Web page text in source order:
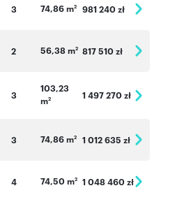
3 74,86 m2 981 240 zł
2 56,38 m2 817 510 zł
3
103,23
m2 1 497 270 zł
3 74,86 m2 1 012 635 zł
4 74,50 m2 1 048 460 zł